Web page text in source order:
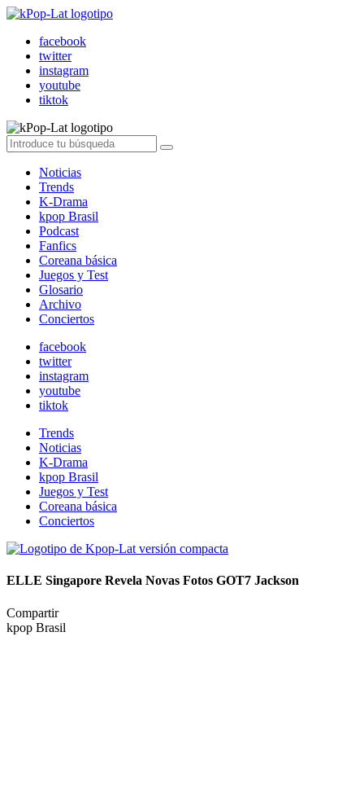
facebook
twitter
instagram
youtube
tiktok
Noticias
Trends
K-Drama
kpop Brasil
Podcast
Fanfics
Coreana básica
Juegos y Test
Glosario
Archivo
Conciertos
facebook
twitter
instagram
youtube
tiktok
Trends
Noticias
K-Drama
kpop Brasil
Juegos y Test
Coreana básica
Conciertos
ELLE Singapore Revela Novas Fotos GOT7 Jackson
Compartir
kpop Brasil